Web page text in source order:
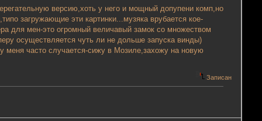
версию,хоть у него и мощный допупени комп,но
загружающие эти картинки...музяка врубается кое-
для мен-это огромный величавый замок со множеством
осуществляется чуть ли не дольше запуска винды)
меня часто случается-сижу в Мозиле,захожу на новую
Записан